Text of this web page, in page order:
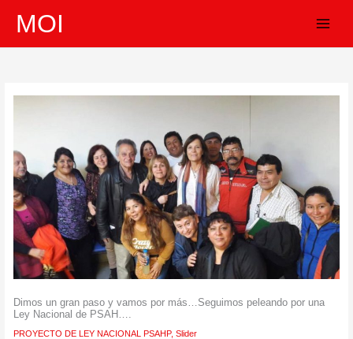
contenidoMOI
Dimos un gran paso y vamos por más…Seguimos peleando por una
Ley Nacional de PSAH….
PROYECTO DE LEY NACIONAL PSAHP, Slider